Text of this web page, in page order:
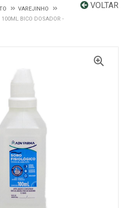
VOLTAR
VAREJINHO
BICO DOSADOR -